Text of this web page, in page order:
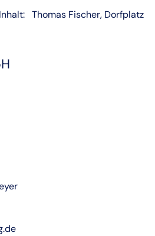
Thomas Fischer, Dorfplatz